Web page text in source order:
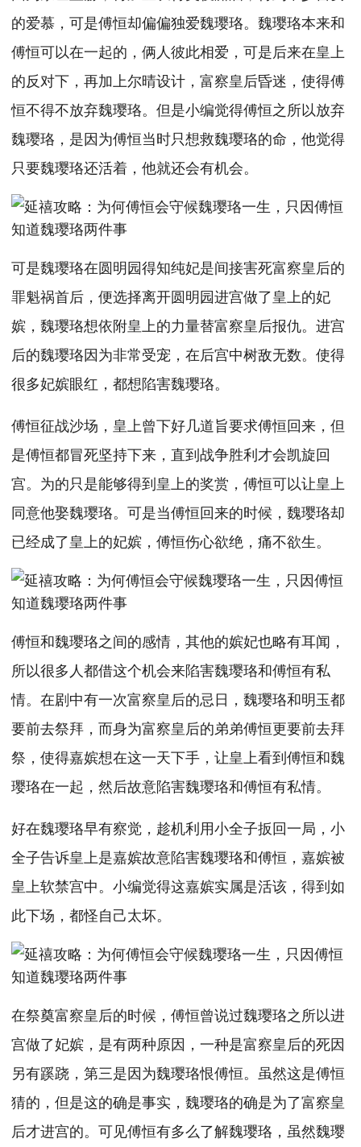
的爱慕，可是傅恒却偏偏独爱魏璎珞。魏璎珞本来和
傅恒可以在一起的，俩人彼此相爱，可是后来在皇上
的反对下，再加上尔晴设计，富察皇后昏迷，使得傅
恒不得不放弃魏璎珞。但是小编觉得傅恒之所以放弃
魏璎珞，是因为傅恒当时只想救魏璎珞的命，他觉得
只要魏璎珞还活着，他就还会有机会。
可是魏璎珞在圆明园得知纯妃是间接害死富察皇后的
罪魁祸首后，便选择离开圆明园进宫做了皇上的妃
嫔，魏璎珞想依附皇上的力量替富察皇后报仇。进宫
后的魏璎珞因为非常受宠，在后宫中树敌无数。使得
很多妃嫔眼红，都想陷害魏璎珞。
傅恒征战沙场，皇上曾下好几道旨要求傅恒回来，但
是傅恒都冒死坚持下来，直到战争胜利才会凯旋回
宫。为的只是能够得到皇上的奖赏，傅恒可以让皇上
同意他娶魏璎珞。可是当傅恒回来的时候，魏璎珞却
已经成了皇上的妃嫔，傅恒伤心欲绝，痛不欲生。
傅恒和魏璎珞之间的感情，其他的嫔妃也略有耳闻，
所以很多人都借这个机会来陷害魏璎珞和傅恒有私
情。在剧中有一次富察皇后的忌日，魏璎珞和明玉都
要前去祭拜，而身为富察皇后的弟弟傅恒更要前去拜
祭，使得嘉嫔想在这一天下手，让皇上看到傅恒和魏
璎珞在一起，然后故意陷害魏璎珞和傅恒有私情。
好在魏璎珞早有察觉，趁机利用小全子扳回一局，小
全子告诉皇上是嘉嫔故意陷害魏璎珞和傅恒，嘉嫔被
皇上软禁宫中。小编觉得这嘉嫔实属是活该，得到如
此下场，都怪自己太坏。
在祭奠富察皇后的时候，傅恒曾说过魏璎珞之所以进
宫做了妃嫔，是有两种原因，一种是富察皇后的死因
另有蹊跷，第三是因为魏璎珞恨傅恒。虽然这是傅恒
猜的，但是这的确是事实，魏璎珞的确是为了富察皇
后才进宫的。可见傅恒有多么了解魏璎珞，虽然魏璎